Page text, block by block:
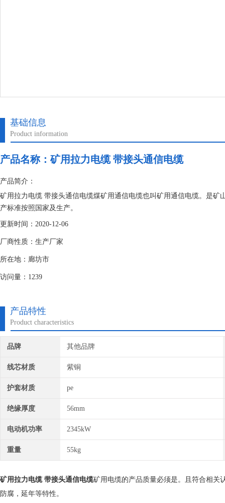
基础信息
Product information
产品名称： 矿用拉力电缆 带接头通信电缆
产品简介：
矿用拉力电缆 带接头通信电缆煤矿用通信电缆也叫矿用通信电缆。是
产标准按照国家及生产。
更新时间：2020-12-06
厂商性质：生产厂家
所在地：廊坊市
访问量：1239
产品特性
Product characteristics
品牌 其他品牌
线芯材质 紫铜
护套材质 pe
绝缘厚度 56mm
电动机功率 2345kW
重量 55kg
矿用拉力电缆 带接头通信电缆矿用电缆的产品质量必须是。且符合相关
防腐，延年等特性。